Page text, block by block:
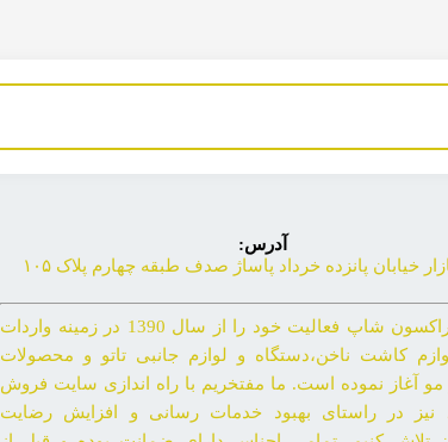
آدرس:
خیابان پانزده خرداد پاساژ صدف طبقه چهارم پلاک ۱۰۵
فروشگاه راکسون شاپ فعالیت خود را از سال 1390 در زمینه واردات
کاشت ناخن،دستگاه و لوازم جانبی تاتو و محصولات
مو آغاز نموده است. ما مفتخریم با راه اندازی سایت فروش
نیز در راستای بهبود خدمات رسانی و افزایش رضایت